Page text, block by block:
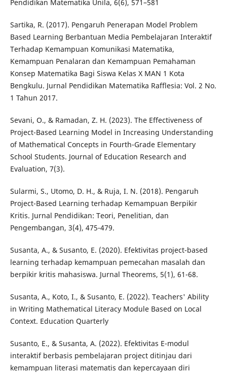
Pendidikan Matematika Unila, 6(6), 571–581
Sartika, R. (2017). Pengaruh Penerapan Model Problem
Based Learning Berbantuan Media Pembelajaran Interaktif
Terhadap Kemampuan Komunikasi Matematika,
Kemampuan Penalaran dan Kemampuan Pemahaman
Konsep Matematika Bagi Siswa Kelas X MAN 1 Kota
Bengkulu. Jurnal Pendidikan Matematika Rafflesia: Vol. 2 No.
1 Tahun 2017.
Sevani, O., & Ramadan, Z. H. (2023). The Effectiveness of
Project-Based Learning Model in Increasing Understanding
of Mathematical Concepts in Fourth-Grade Elementary
School Students. Journal of Education Research and
Evaluation, 7(3).
Sularmi, S., Utomo, D. H., & Ruja, I. N. (2018). Pengaruh
Project-Based Learning terhadap Kemampuan Berpikir
Kritis. Jurnal Pendidikan: Teori, Penelitian, dan
Pengembangan, 3(4), 475-479.
Susanta, A., & Susanto, E. (2020). Efektivitas project-based
learning terhadap kemampuan pemecahan masalah dan
berpikir kritis mahasiswa. Jurnal Theorems, 5(1), 61-68.
Susanta, A., Koto, I., & Susanto, E. (2022). Teachers' Ability
in Writing Mathematical Literacy Module Based on Local
Context. Education Quarterly
Susanto, E., & Susanta, A. (2022). Efektivitas E-modul
interaktif berbasis pembelajaran project ditinjau dari
kemampuan literasi matematis dan kepercayaan diri